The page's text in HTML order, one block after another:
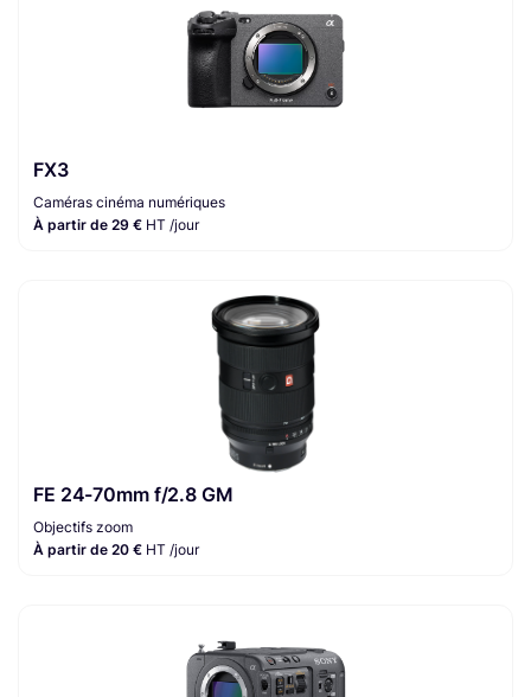
FX3
Caméras cinéma numériques
À partir de 29 € HT /jour
FE 24-70mm f/2.8 GM
Objectifs zoom
À partir de 20 € HT /jour